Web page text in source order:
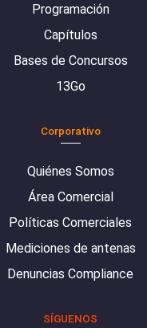
Programación
Capítulos
Bases de Concursos
13Go
Corporativo
Quiénes Somos
Área Comercial
Políticas Comerciales
Mediciones de antenas
Denuncias Compliance
SÍGUENOS